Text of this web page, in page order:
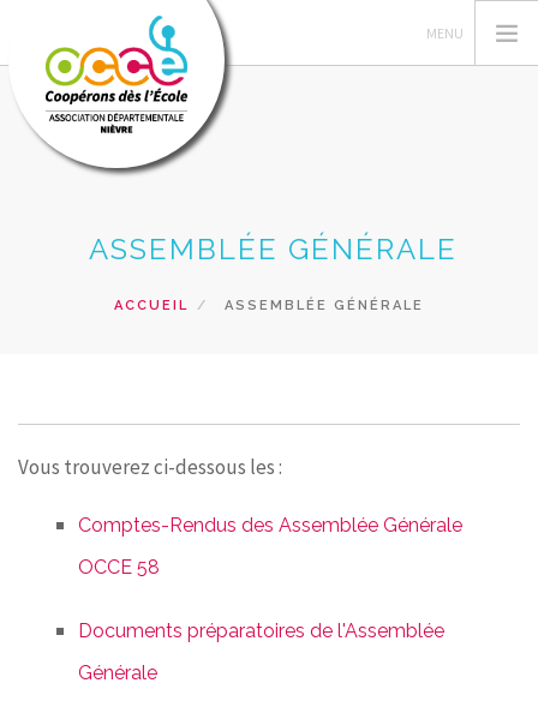
COIN DU MANDATAIRE
ASSEMBLÉE GÉNÉRALE
ACCUEIL ASSEMBLÉE GÉNÉRALE
Vous trouverez ci-dessous les :
Comptes-Rendus des Assemblée Générale
OCCE 58
Documents préparatoires de l'Assemblée
Générale